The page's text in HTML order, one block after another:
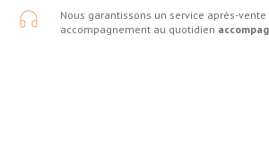
Nous garantissons un service après-vente
accompagnement au quotidien